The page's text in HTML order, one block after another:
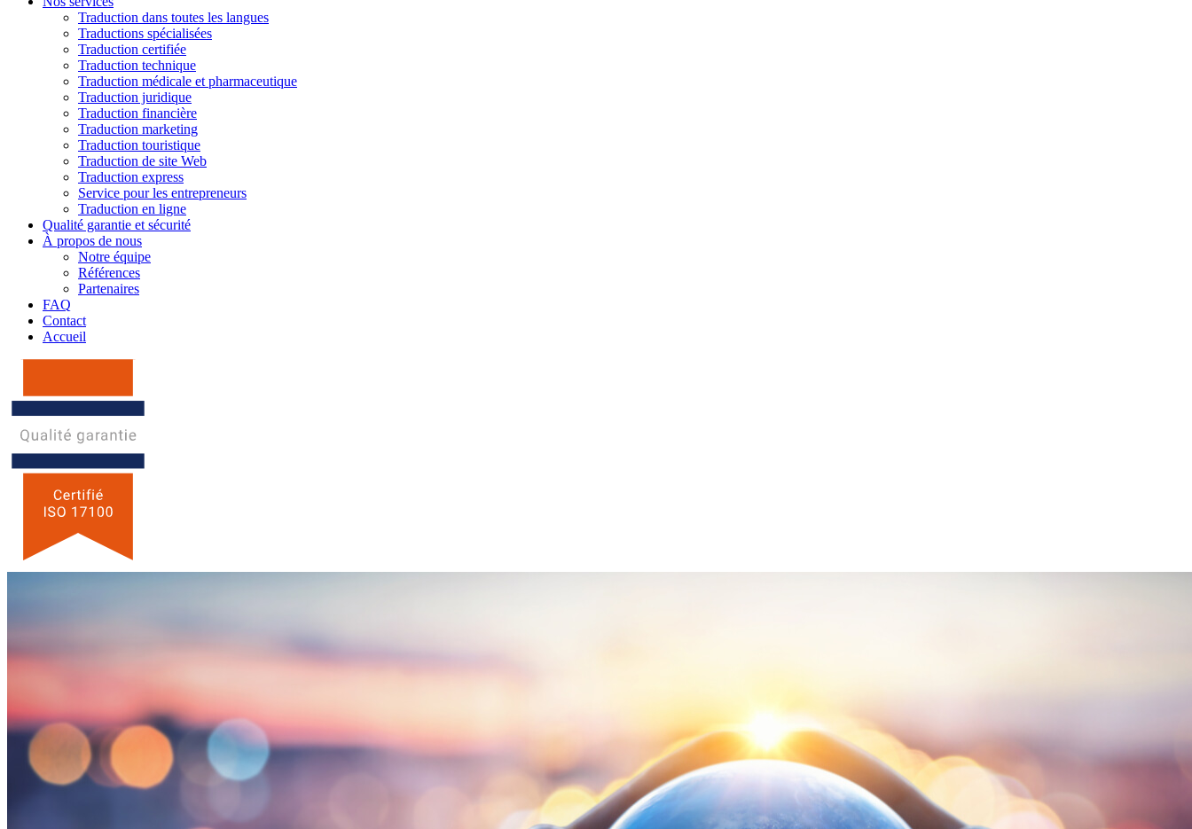
Traduction dans toutes les langues
Traductions spécialisées
Traduction certifiée
Traduction technique
Traduction médicale et pharmaceutique
Traduction juridique
Traduction financière
Traduction marketing
Traduction touristique
Traduction de site Web
Traduction express
Service pour les entrepreneurs
Traduction en ligne
Qualité garantie et sécurité
À propos de nous
Notre équipe
Références
Partenaires
FAQ
Contact
Accueil